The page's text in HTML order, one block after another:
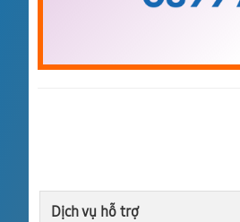
Dịch vụ hỗ trợ